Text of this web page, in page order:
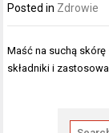
Posted in Zdrowie
Nawigacja
wpisu
Maść na suchą skórę
składniki i